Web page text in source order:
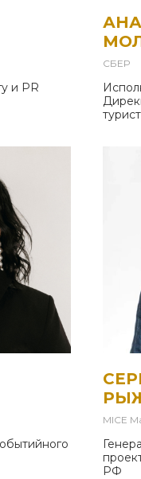
и PR
СБЕР
MICE
РФ